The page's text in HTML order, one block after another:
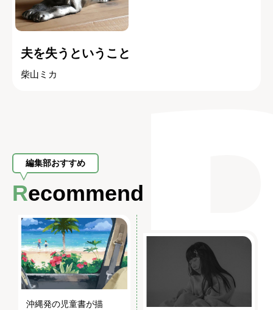
夫を失うということ
柴山ミカ
編集部おすすめ
Recommend
沖縄発の児童書が描